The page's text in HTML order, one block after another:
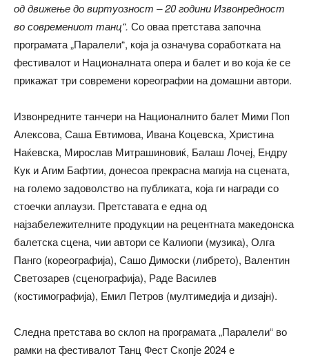
од движење до виртуозност – 20 години Извонредност
во современиот танц“. Со оваа претстава започна
програмата „Паралели“, која ја означува соработката на
фестивалот и Националната опера и балет и во која ќе се
прикажат три современи кореографии на домашни автори.
Извонредните танчери на Националнито балет Мими Поп
Алексова, Саша Евтимова, Ивана Коцевска, Христина
Наќевска, Мирослав Митрашиновиќ, Балаш Лочеј, Ендру
Кук и Агим Бафтии, донесоа прекрасна магија на сцената,
на големо задоволство на публиката, која ги награди со
стоечки аплаузи. Претставата е една од
најзабележителните продукции на рецентната македонска
балетска сцена, чии автори се Калиопи (музика), Олга
Панго (кореографија), Сашо Димоски (либрето), Валентин
Светозарев (сценографија), Раде Василев
(костимографија), Емил Петров (мултимедија и дизајн).
Следна претстава во склоп на програмата „Паралели“ во
рамки на фестивалот Танц Фест Скопје 2024 е